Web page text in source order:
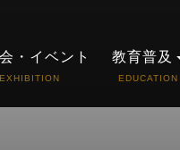
・イベント
EXHIBITION
教育普及
EDUCATION